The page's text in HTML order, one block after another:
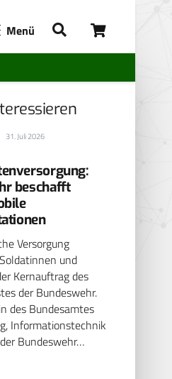
Menü
31. Juli 2026
beschafft
Versorgung
und
Kernauftrag des
der Bundeswehr.
des Bundesamtes
Informationstechnik
Bundeswehr…